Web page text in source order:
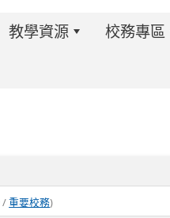
教學資源 校務專區
/重要校務)